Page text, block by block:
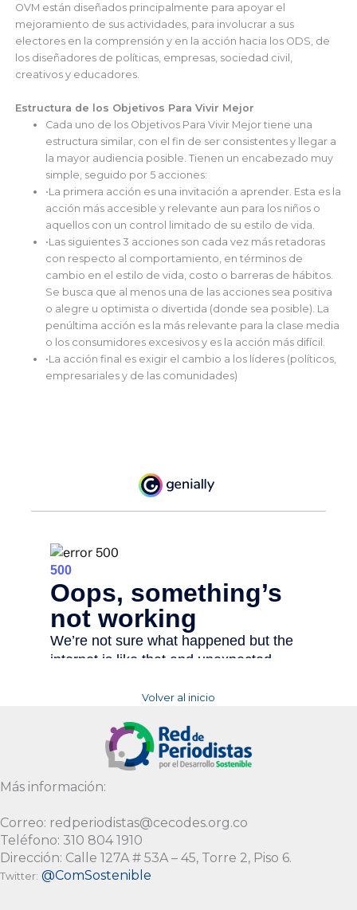
OVM están diseñados principalmente para apoyar el
mejoramiento de sus actividades, para involucrar a sus
electores en la comprensión y en la acción hacia los ODS, de
los diseñadores de políticas, empresas, sociedad civil,
creativos y educadores.
Estructura de los Objetivos Para Vivir Mejor
Cada uno de los Objetivos Para Vivir Mejor tiene una
estructura similar, con el fin de ser consistentes y llegar a
la mayor audiencia posible. Tienen un encabezado muy
simple, seguido por 5 acciones:
•La primera acción es una invitación a aprender. Esta es la
acción más accesible y relevante aun para los niños o
aquellos con un control limitado de su estilo de vida.
•Las siguientes 3 acciones son cada vez más retadoras
con respecto al comportamiento, en términos de
cambio en el estilo de vida, costo o barreras de hábitos.
Se busca que al menos una de las acciones sea positiva
o alegre u optimista o divertida (donde sea posible). La
penúltima acción es la más relevante para la clase media
o los consumidores excesivos y es la acción más difícil.
•La acción final es exigir el cambio a los líderes (políticos,
empresariales y de las comunidades)
Volver al inicio
Más información:
Correo: redperiodistas@cecodes.org.co
Teléfono: 310 804 1910
Dirección: Calle 127A # 53A – 45, Torre 2, Piso 6.
Twitter: @ComSostenible